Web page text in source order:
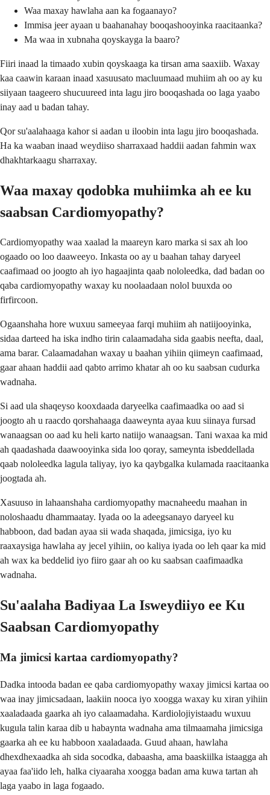
Waa maxay hawlaha aan ka fogaanayo?
Immisa jeer ayaan u baahanahay booqashooyinka raacitaanka?
Ma waa in xubnaha qoyskayga la baaro?
Fiiri inaad la timaado xubin qoyskaaga ka tirsan ama saaxiib. Waxay
kaa caawin karaan inaad xasuusato macluumaad muhiim ah oo ay ku
siiyaan taageero shucuureed inta lagu jiro booqashada oo laga yaabo
inay aad u badan tahay.
Qor su'aalahaaga kahor si aadan u iloobin inta lagu jiro booqashada.
Ha ka waaban inaad weydiiso sharraxaad haddii aadan fahmin wax
dhakhtarkaagu sharraxay.
Waa maxay qodobka muhiimka ah ee ku
saabsan Cardiomyopathy?
Cardiomyopathy waa xaalad la maareyn karo marka si sax ah loo
ogaado oo loo daaweeyo. Inkasta oo ay u baahan tahay daryeel
caafimaad oo joogto ah iyo hagaajinta qaab nololeedka, dad badan oo
qaba cardiomyopathy waxay ku noolaadaan nolol buuxda oo
firfircoon.
Ogaanshaha hore wuxuu sameeyaa farqi muhiim ah natiijooyinka,
sidaa darteed ha iska indho tirin calaamadaha sida gaabis neefta, daal,
ama barar. Calaamadahan waxay u baahan yihiin qiimeyn caafimaad,
gaar ahaan haddii aad qabto arrimo khatar ah oo ku saabsan cudurka
wadnaha.
Si aad ula shaqeyso kooxdaada daryeelka caafimaadka oo aad si
joogto ah u raacdo qorshahaaga daaweynta ayaa kuu siinaya fursad
wanaagsan oo aad ku heli karto natiijo wanaagsan. Tani waxaa ka mid
ah qaadashada daawooyinka sida loo qoray, sameynta isbeddellada
qaab nololeedka lagula taliyay, iyo ka qaybgalka kulamada raacitaanka
joogtada ah.
Xasuuso in lahaanshaha cardiomyopathy macnaheedu maahan in
noloshaadu dhammaatay. Iyada oo la adeegsanayo daryeel ku
habboon, dad badan ayaa sii wada shaqada, jimicsiga, iyo ku
raaxaysiga hawlaha ay jecel yihiin, oo kaliya iyada oo leh qaar ka mid
ah wax ka beddelid iyo fiiro gaar ah oo ku saabsan caafimaadka
wadnaha.
Su'aalaha Badiyaa La Isweydiiyo ee Ku
Saabsan Cardiomyopathy
Ma jimicsi kartaa cardiomyopathy?
Dadka intooda badan ee qaba cardiomyopathy waxay jimicsi kartaa oo
waa inay jimicsadaan, laakiin nooca iyo xoogga waxay ku xiran yihiin
xaaladaada gaarka ah iyo calaamadaha. Kardiolojiyistaadu wuxuu
kugula talin karaa dib u habaynta wadnaha ama tilmaamaha jimicsiga
gaarka ah ee ku habboon xaaladaada. Guud ahaan, hawlaha
dhexdhexaadka ah sida socodka, dabaasha, ama baaskiilka istaagga ah
ayaa faa'iido leh, halka ciyaaraha xoogga badan ama kuwa tartan ah
laga yaabo in laga fogaado.